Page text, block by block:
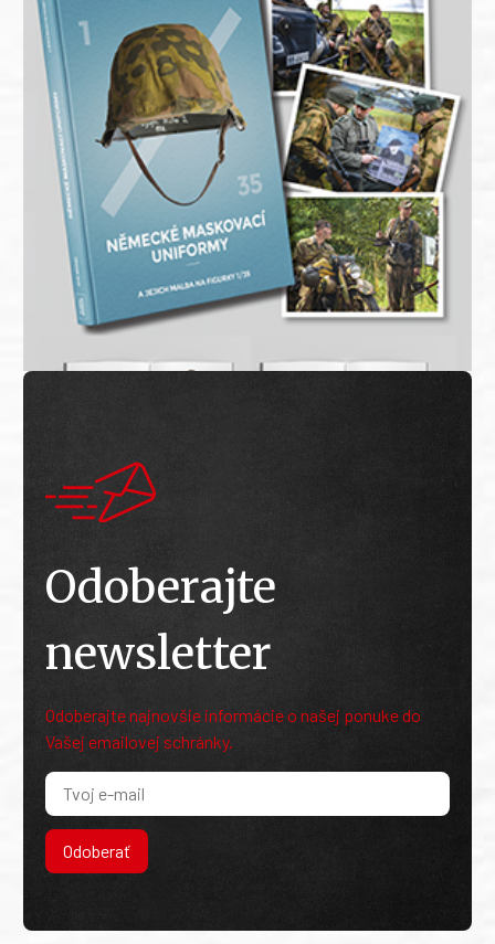
Odoberajte
newsletter
Odoberajte najnovšie informácie o našej ponuke do
Vašej emailovej schránky.
Odoberať